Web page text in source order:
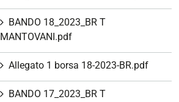
BANDO 18_2023_BR T
MANTOVANI.pdf
Allegato 1 borsa 18-2023-BR.pdf
BANDO 17_2023_BR T